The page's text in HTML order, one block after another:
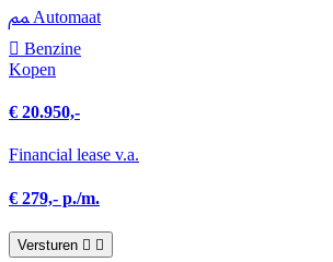
Automaat
Benzine
Kopen
€ 20.950,-
Financial lease v.a.
€ 279,- p./m.
Versturen